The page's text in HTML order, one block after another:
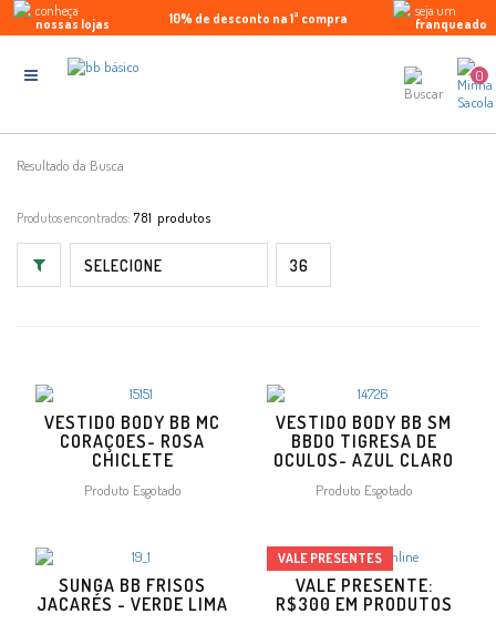
conheça
nossas lojas
10% de desconto na 1ª compra
Enviamos para todo Brasil
Parcele em até 5x sem juros
seja um
franqueado
0
Resultado da Busca
Produtos encontrados: 781
VESTIDO BODY BB MC
CORAÇOES- ROSA
CHICLETE
Produto Esgotado
VESTIDO BODY BB SM
BBDO TIGRESA DE
OCULOS- AZUL CLARO
Produto Esgotado
SUNGA BB FRISOS
JACARÉS - VERDE LIMA
VALE PRESENTE:
R$300 EM PRODUTOS
VALE PRESENTES